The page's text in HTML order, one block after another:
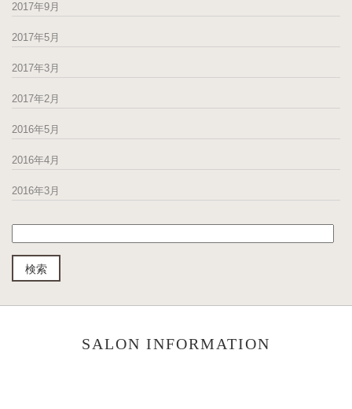
2017年9月
2017年5月
2017年3月
2017年2月
2016年5月
2016年4月
2016年3月
SALON INFORMATION